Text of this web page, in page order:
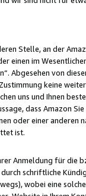
Stelle, an der
einen im
Abgesehen von
keine
uns und Ihnen
dass Amazon
oder einer
ist.
Anmeldung für die
schriftliche
wobei eine